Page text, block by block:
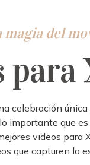
magia del
para
celebración
importante que
videos para
s que capturen la